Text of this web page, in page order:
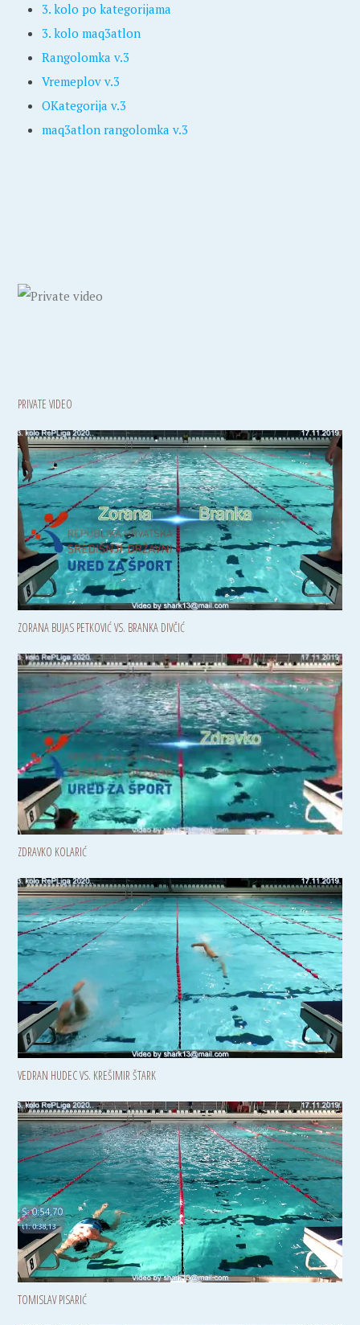
3. kolo po kategorijama
3. kolo maq3atlon
Rangolomka v.3
Vremeplov v.3
OKategorija v.3
maq3atlon rangolomka v.3
PRIVATE VIDEO
ZORANA BUJAS PETKOVIĆ VS. BRANKA DIVČIĆ
ZDRAVKO KOLARIĆ
VEDRAN HUDEC VS. KREŠIMIR ŠTARK
TOMISLAV PISARIĆ